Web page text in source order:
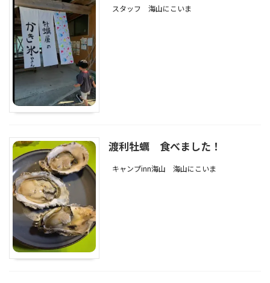
スタッフ 海山にこいま
渡利牡蠣 食べました！
キャンプinn海山 海山にこいま